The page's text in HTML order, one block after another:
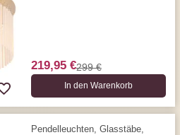
219,95 €299 €
In den Warenkorb
Pendelleuchten, Glasstäbe,